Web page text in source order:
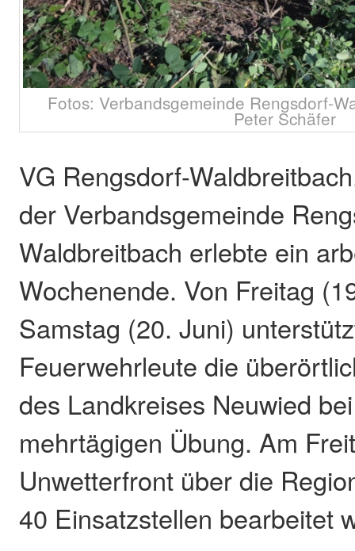
Fotos: Verbandsgemeinde Rengsdorf-
Peter Schäfer
VG Rengsdorf-
der Verbandsgemeinde
Waldbreitbach erlebte ein
Wochenende. Von Freitag
Samstag (20. Juni)
Feuerwehrleute die
des Landkreises Neuwied
mehrtägigen Übung. Am
Unwetterfront über die
40 Einsatzstellen bearbeitet